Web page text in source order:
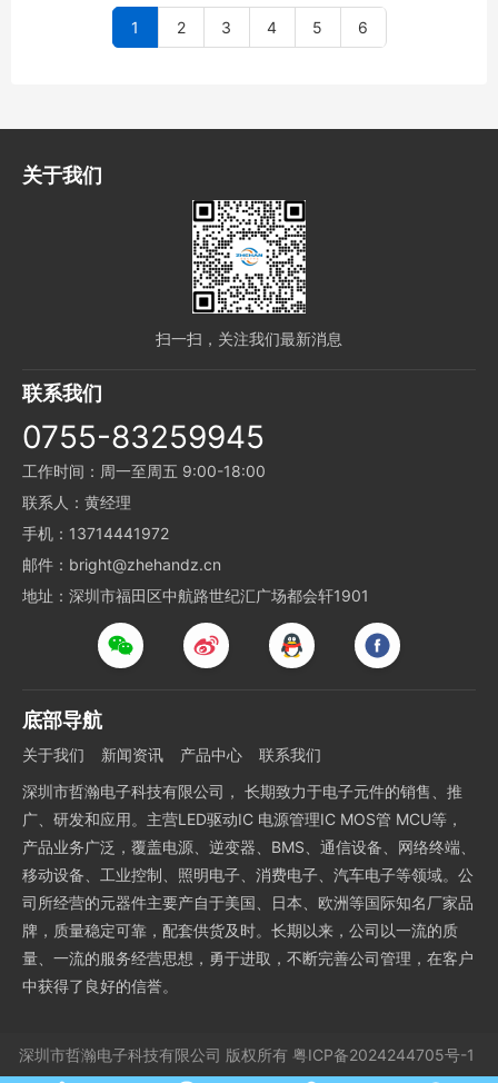
1 2 3 4 5 6
关于我们
扫一扫，关注我们最新消息
联系我们
0755-83259945
工作时间：周一至周五 9:00-18:00
联系人：黄经理
手机：13714441972
邮件：bright@zhehandz.cn
地址：深圳市福田区中航路世纪汇广场都会轩1901
底部导航
关于我们 新闻资讯 产品中心
联系我们
深圳市哲瀚电子科技有限公司， 长期致力于电子元件的销售、推
广、研发和应用。主营LED驱动IC 电源管理IC MOS管 MCU等，
产品业务广泛，覆盖电源、逆变器、BMS、通信设备、网络终端、
移动设备、工业控制、照明电子、消费电子、汽车电子等领域。公
司所经营的元器件主要产自于美国、日本、欧洲等国际知名厂家品
牌，质量稳定可靠，配套供货及时。长期以来，公司以一流的质
量、一流的服务经营思想，勇于进取，不断完善公司管理，在客户
中获得了良好的信誉。
深圳市哲瀚电子科技有限公司 版权所有 粤ICP备2024244705号-1